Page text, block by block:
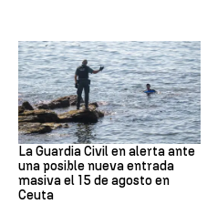
Ceuta
La Guardia Civil en alerta ante
una posible nueva entrada
masiva el 15 de agosto en
Ceuta